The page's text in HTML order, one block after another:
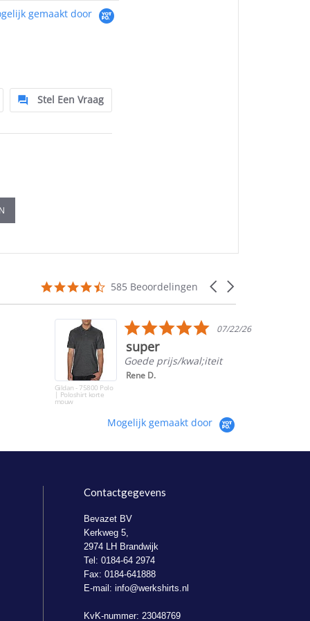
gemaakt door
Stel Een Vraag
Carousel
4.5
rating
585 Beoordelingen
Gildan - 75800 Polo
| Poloshirt korte
mouw
5.0
star
07/22/26
super
Goede prijs/kwal;iteit
Rene D.
Mogelijk gemaakt door
Contactgegevens
Bevazet BV
Kerkweg 5,
2974 LH Brandwijk
Tel: 0184-64 2974
Fax: 0184-641888
E-mail:info@werkshirts.nl
KvK-nummer: 23048769